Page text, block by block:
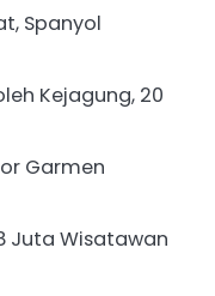
Spanyol
Kejagung, 20
Garmen
Juta Wisatawan